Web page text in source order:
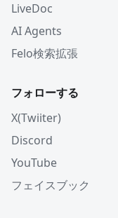
LiveDoc
AI Agents
Felo検索拡張
フォローする
X(Twiiter)
Discord
YouTube
フェイスブック